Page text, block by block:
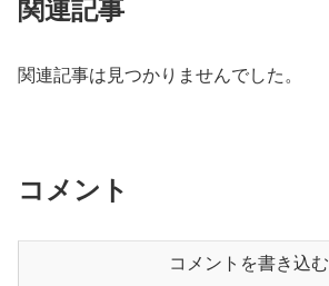
関連記事
関連記事は見つかりませんでした。
コメント
コメントを書き込む